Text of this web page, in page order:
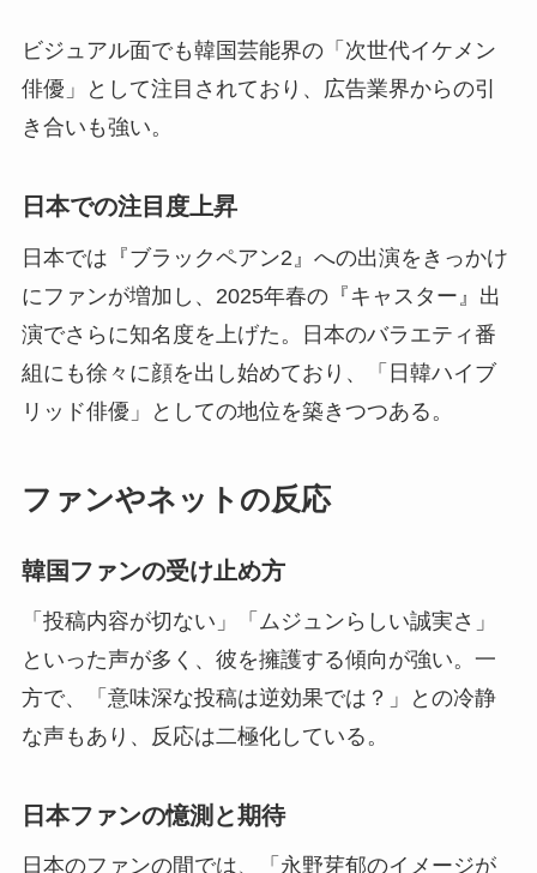
ビジュアル面でも韓国芸能界の「次世代イケメン
俳優」として注目されており、広告業界からの引
き合いも強い。
日本での注目度上昇
日本では『ブラックペアン2』への出演をきっかけ
にファンが増加し、2025年春の『キャスター』出
演でさらに知名度を上げた。日本のバラエティ番
組にも徐々に顔を出し始めており、「日韓ハイブ
リッド俳優」としての地位を築きつつある。
ファンやネットの反応
韓国ファンの受け止め方
「投稿内容が切ない」「ムジュンらしい誠実さ」
といった声が多く、彼を擁護する傾向が強い。一
方で、「意味深な投稿は逆効果では？」との冷静
な声もあり、反応は二極化している。
日本ファンの憶測と期待
日本のファンの間では、「永野芽郁のイメージが